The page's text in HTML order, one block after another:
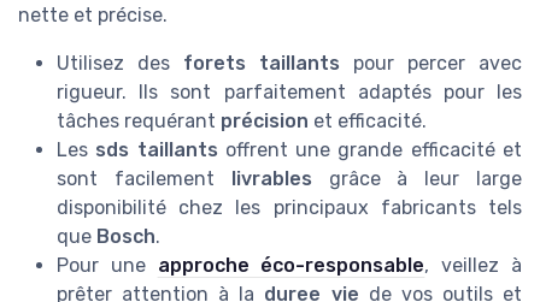
nette et précise.
Utilisez des forets taillants pour percer avec
rigueur. Ils sont parfaitement adaptés pour les
tâches requérant précision et efficacité.
Les sds taillants offrent une grande efficacité et
sont facilement
livrables grâce à leur large
disponibilité chez les principaux fabricants tels
que Bosch.
Pour une approche éco-responsable, veillez à
prêter attention à la duree vie de vos outils et